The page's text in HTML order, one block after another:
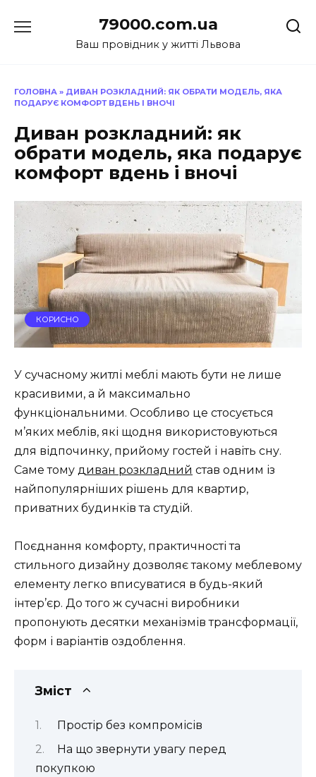
до
79000.com.ua
Ваш провідник у житті Львова
ГОЛОВНА » ДИВАН РОЗКЛАДНИЙ: ЯК ОБРАТИ МОДЕЛЬ, ЯКА
ПОДАРУЄ КОМФОРТ ВДЕНЬ І ВНОЧІ
Диван розкладний: як
обрати модель, яка подарує
комфорт вдень і вночі
КОРИСНО
У сучасному житлі меблі мають бути не лише
красивими, а й максимально
функціональними. Особливо це стосується
м’яких меблів, які щодня використовуються
для відпочинку, прийому гостей і навіть сну.
Саме тому диван розкладний став одним із
найпопулярніших рішень для квартир,
приватних будинків та студій.
Поєднання комфорту, практичності та
стильного дизайну дозволяє такому меблевому
елементу легко вписуватися в будь-який
інтер’єр. До того ж сучасні виробники
пропонують десятки механізмів трансформації,
форм і варіантів оздоблення.
Зміст
Простір без компромісів
На що звернути увагу перед
покупкою